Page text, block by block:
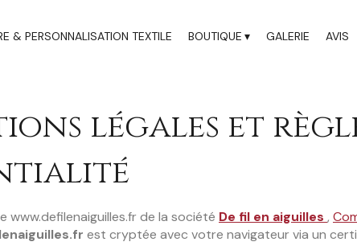
& PERSONNALISATION TEXTILE BOUTIQUE GALERIE AVIS
légales et
www.defilenaiguilles.fr de la société De fil en aiguilles ,
est cryptée avec votre navigateur via un